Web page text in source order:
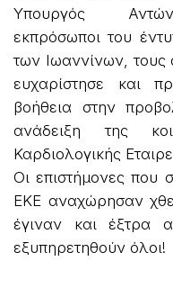
Υπουργός
εκπρόσωποι του
των Ιωαννίνων,
ευχαρίστησε και
βοήθεια στην
ανάδειξη της
Καρδιολογικής
Οι επιστήμονες που
ΕΚΕ αναχώρησαν
έγιναν και έξτρα
εξυπηρετηθούν όλοι!